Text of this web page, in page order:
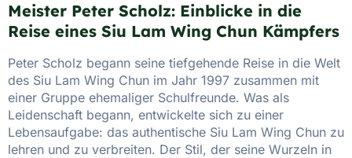
Meister Peter Scholz: Einblicke in die
Reise eines Siu Lam Wing Chun Kämpfers
Peter Scholz begann seine tiefgehende Reise in die Welt
des Siu Lam Wing Chun im Jahr 1997 zusammen mit
einer Gruppe ehemaliger Schulfreunde. Was als
Leidenschaft begann, entwickelte sich zu einer
Lebensaufgabe: das authentische Siu Lam Wing Chun zu
lehren und zu verbreiten. Der Stil, der seine Wurzeln in